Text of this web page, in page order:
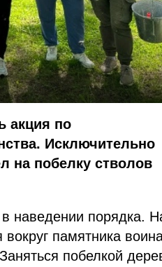
акция по
Исключительно
на побелку стволов
в наведении порядка.
памятника
побелкой